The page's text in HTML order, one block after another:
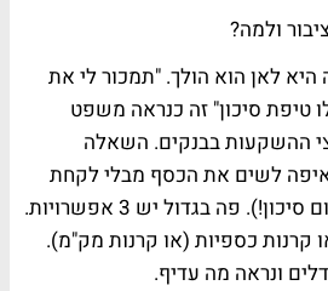
ולמה?
היא לאן הוא הולך. "תמכור לי את
טיפת סיכון" זה כנראה משפט
ההשקעות בבנקים. השאלה
לשים את הכסף מבלי לקחת
שום סיכון (והכוונה - שום סיכון!). פה בגדול יש 3 אפשרויות.
קרנות כספיות (או קרנות מק"מ).
ונראה מה עדיף.